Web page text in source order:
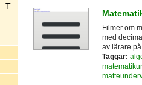
T
Filmer om
med
av lärare
Taggar: